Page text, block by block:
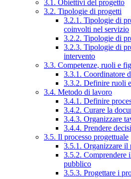
3.1. Obiettivi del progetto
3.2. Tipologie di progetti
3.2.1. Tipologie di
coinvolti nel servizio
3.2.2. Tipologie di
3.2.3. Tipologie di
intervento
3.3. Competenze, ruoli e
3.3.1. Coordinatore
3.3.2. Definire ruoli
3.4. Metodo di lavoro
3.4.1. Definire
3.4.2. Curare la
3.4.3. Organizzare
3.4.4. Prendere
3.5. Il processo progettuale
3.5.1. Organizzare il
3.5.2. Comprendere
pubblico
3.5.3. Progettare i